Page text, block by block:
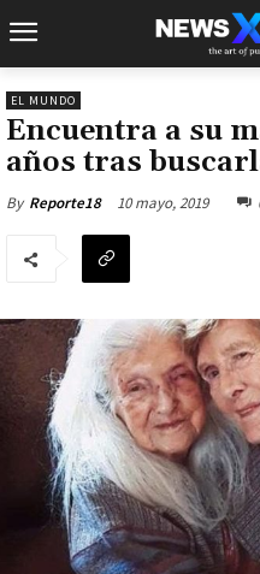
EL MUNDO
Encuentra a su
años tras
By Reporte18 10 mayo, 2019